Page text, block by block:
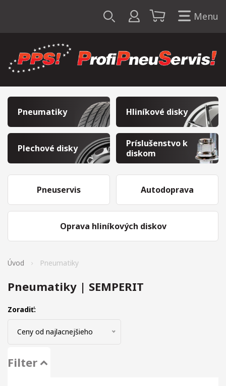
Menu
Pneumatiky Hliníkové disky
Plechové disky
Príslušenstvo k
diskom
Pneuservis
Oprava hliníkových diskov
Autodoprava
Úvod Pneumatiky
Pneumatiky | SEMPERIT
Filter
Zoradiť:
Ceny od najlacnejšieho